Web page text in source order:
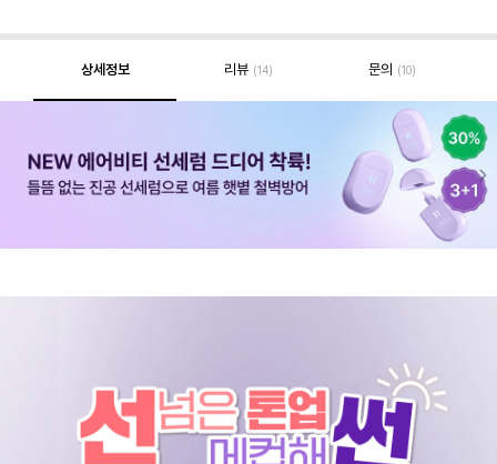
상세정보 리뷰 (14) 문의 (10)